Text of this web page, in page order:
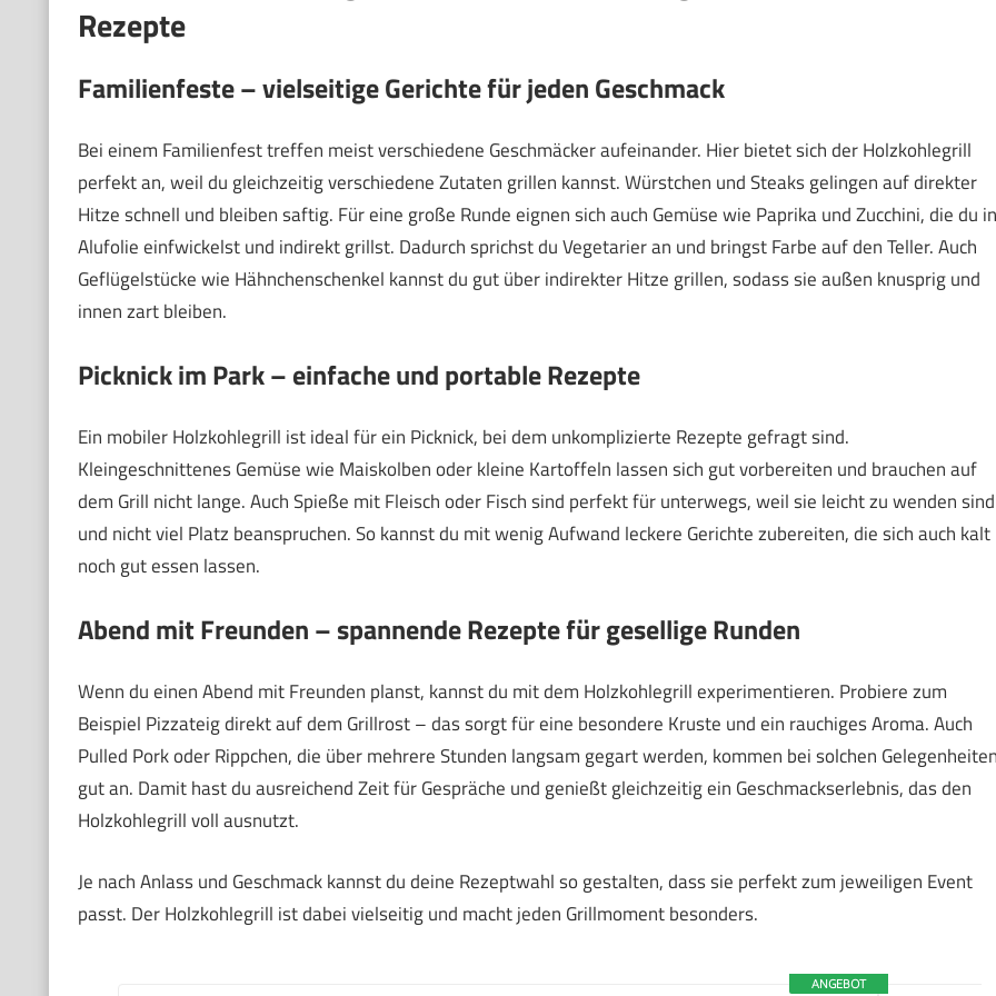
Rezepte
Familienfeste – vielseitige Gerichte für jeden Geschmack
Bei einem Familienfest treffen meist verschiedene Geschmäcker aufeinander. Hier bietet sich der Holzkohlegrill
perfekt an, weil du gleichzeitig verschiedene Zutaten grillen kannst. Würstchen und Steaks gelingen auf direkter
Hitze schnell und bleiben saftig. Für eine große Runde eignen sich auch Gemüse wie Paprika und Zucchini, die du in
Alufolie einfwickelst und indirekt grillst. Dadurch sprichst du Vegetarier an und bringst Farbe auf den Teller. Auch
Geflügelstücke wie Hähnchenschenkel kannst du gut über indirekter Hitze grillen, sodass sie außen knusprig und
innen zart bleiben.
Picknick im Park – einfache und portable Rezepte
Ein mobiler Holzkohlegrill ist ideal für ein Picknick, bei dem unkomplizierte Rezepte gefragt sind.
Kleingeschnittenes Gemüse wie Maiskolben oder kleine Kartoffeln lassen sich gut vorbereiten und brauchen auf
dem Grill nicht lange. Auch Spieße mit Fleisch oder Fisch sind perfekt für unterwegs, weil sie leicht zu wenden sind
und nicht viel Platz beanspruchen. So kannst du mit wenig Aufwand leckere Gerichte zubereiten, die sich auch kalt
noch gut essen lassen.
Abend mit Freunden – spannende Rezepte für gesellige Runden
Wenn du einen Abend mit Freunden planst, kannst du mit dem Holzkohlegrill experimentieren. Probiere zum
Beispiel Pizzateig direkt auf dem Grillrost – das sorgt für eine besondere Kruste und ein rauchiges Aroma. Auch
Pulled Pork oder Rippchen, die über mehrere Stunden langsam gegart werden, kommen bei solchen
gut an. Damit hast du ausreichend Zeit für Gespräche und genießt gleichzeitig ein Geschmackserlebnis, das den
Holzkohlegrill voll ausnutzt.
Je nach Anlass und Geschmack kannst du deine Rezeptwahl so gestalten, dass sie perfekt zum jeweiligen Event
passt. Der Holzkohlegrill ist dabei vielseitig und macht jeden Grillmoment besonders.
ANGEBOT